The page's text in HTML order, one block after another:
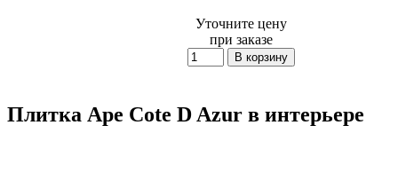
Уточните цену
при заказе
Плитка Ape Cote D Azur в интерьере